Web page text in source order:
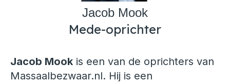
Jacob Mook
Mede-oprichter
Jacob Mook is een van de oprichters van
Massaalbezwaar.nl. Hij is een